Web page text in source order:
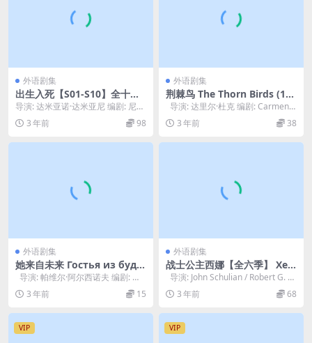
外语剧集
出生入死【S01-S10】全十季
La piovra.1984-
导演: 达米亚诺·达米亚尼 编剧: 尼古
拉·巴达卢科 / Lucio Batti...
3 年前 98
外语剧集
荆棘鸟 The Thorn Birds (198
3)
导演: 达里尔·杜克 编剧: Carmen C
ulver / Le...
3 年前 38
外语剧集
她来自未来 Гостья из буду
щего (1985)
导演: 帕维尔·阿尔西诺夫 编剧: 帕
维尔·阿尔西诺夫 / Kir...
3 年前 15
外语剧集
战士公主西娜【全六季】 Xen
a: Warrior Princess (1995-2
000)
导演: John Schulian / Robert G. Ta
p...
3 年前 68
VIP VIP